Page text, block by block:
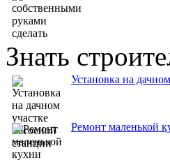
Знать
Установка на
Ремонт маленькой